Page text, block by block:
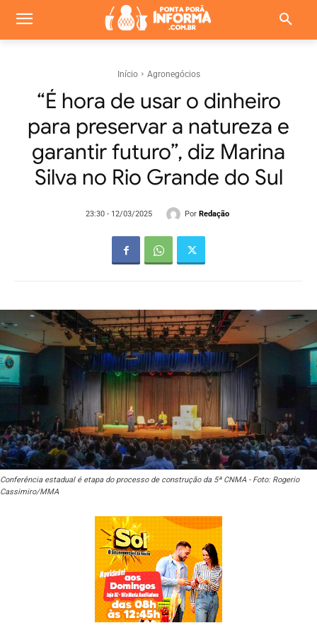
Início Agronegócios
“É hora de usar o dinheiro
para preservar a natureza e
garantir futuro”, diz Marina
Silva no Rio Grande do Sul
23:30 - 12/03/2025 Por Redação
Conferência estadual é etapa do processo de construção da 5ª CNMA - Foto: Rogerio
Cassimiro/MMA